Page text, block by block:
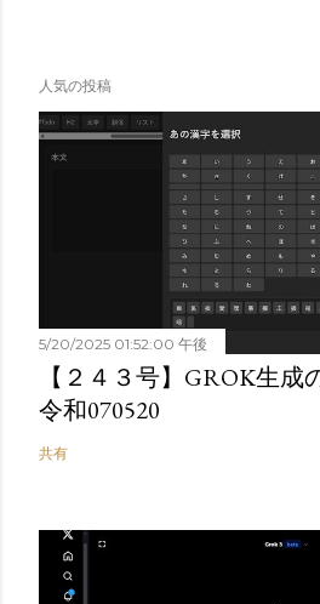
人気の投稿
5/20/2025 01:52:00 午後
【２４３号】GROK生
令和070520
共有